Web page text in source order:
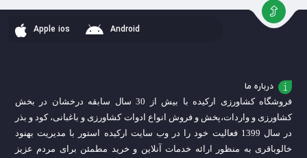
Apple ios Android
درباره ما
فروشگاه کشاورزی ارکیده با بیش از 30 سال سابقه درخشان در بخش
کشاورزی و واردات،پخش و فروش انواع ادوات کشاورزی و باغبانی، کود و بذر
در سال 1399 فعالیت خود را در وب سایت ارکیده استور با مدیریت بهنود
خالوباقری به منظور ارائه خدمات آنلاین و خرید مطمئن برای مردم عزیز